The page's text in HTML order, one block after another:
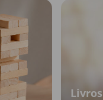
Livros